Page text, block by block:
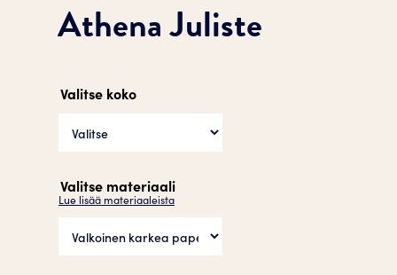
Athena Juliste
Valitse koko
Valitse materiaali
Lue lisää materiaaleista